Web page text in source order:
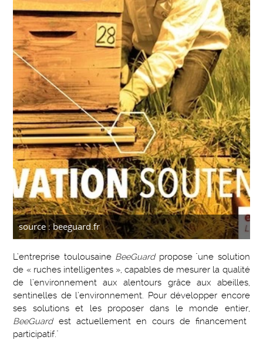
source : beeguard.fr
L’entreprise toulousaine BeeGuardpropose "une solution
de « ruches intelligentes », capables de mesurer la qualité
de l’environnement aux alentours grâce aux abeilles,
sentinelles de l’environnement. Pour développer encore
ses solutions et les proposer dans le monde entier,
BeeGuardest actuellement en cours de financement
participatif."